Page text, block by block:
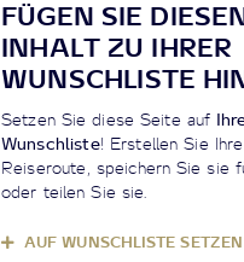
FÜGEN SIE
INHALT ZU IHRER
WUNSCHLISTE
Setzen Sie diese Seite auf
Wunschliste! Erstellen Sie Ihre
Reiseroute, speichern Sie sie
oder teilen Sie sie.
AUF WUNSCHLISTE SETZEN